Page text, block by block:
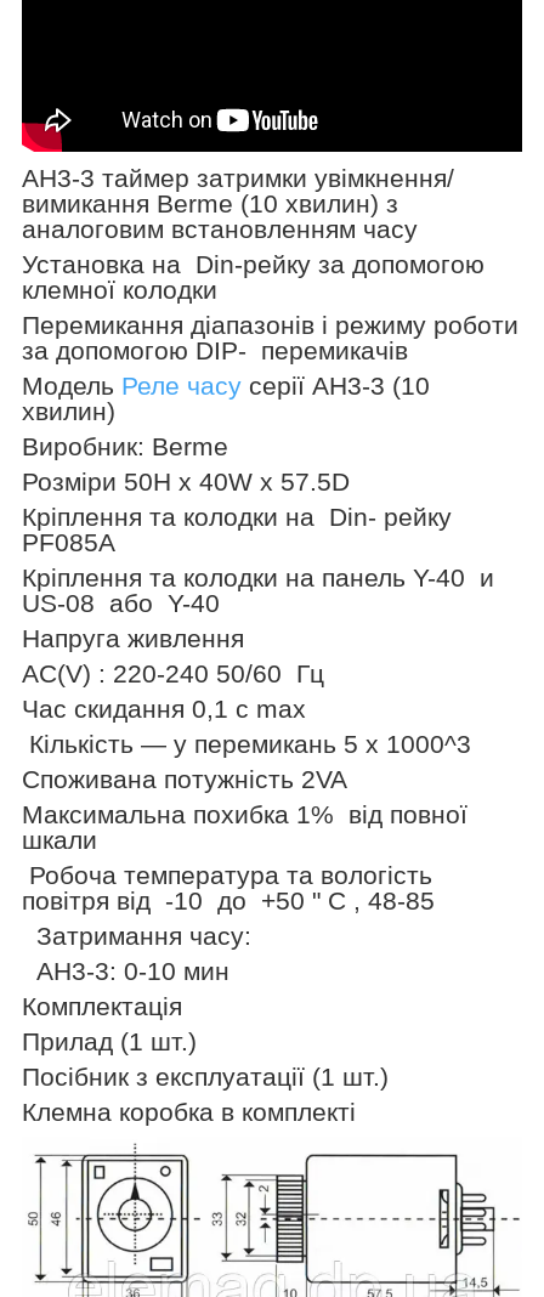
AH3-3 таймер затримки увімкнення/
вимикання Berme (10 хвилин) з
аналоговим встановленням часу
Установка на Din-рейку за допомогою
клемної колодки
Перемикання діапазонів і режиму роботи
за допомогою DIP- перемикачів
Модель Реле часу серії AH3-3 (10
хвилин)
Виробник: Berme
Розміри 50H x 40W x 57.5D
Кріплення та колодки на Din- рейку
PF085A
Кріплення та колодки на панель Y-40 и
US-08 або Y-40
Напруга живлення
AC(V) : 220-240 50/60 Гц
Час скидання 0,1 c max
Кількість — у перемикань 5 х 1000^3
Споживана потужність 2VA
Максимальна похибка 1% від повної
шкали
Робоча температура та вологість
повітря від -10 до +50 " С , 48-85
Затримання часу:
AH3-3: 0-10 мин
Комплектація
Прилад (1 шт.)
Посібник з експлуатації (1 шт.)
Клемна коробка в комплекті